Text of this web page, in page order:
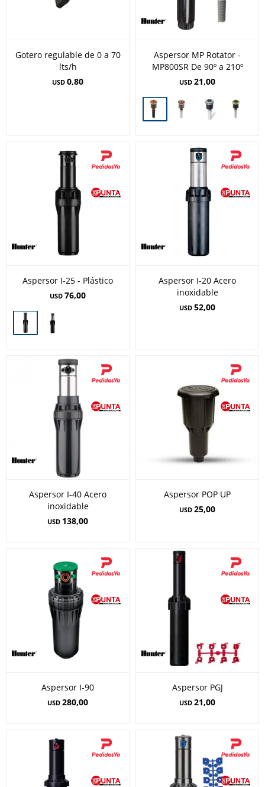
Gotero regulable de 0 a 70
lts/h
USD 0,80
Aspersor MP Rotator -
MP800SR De 90º a 210º
USD 21,00
Aspersor I-25 - Plástico
USD 76,00
Aspersor I-20 Acero
inoxidable
USD 52,00
Aspersor I-40 Acero
inoxidable
USD 138,00
Aspersor POP UP
USD 25,00
Aspersor I-90
USD 280,00
Aspersor PGJ
USD 21,00